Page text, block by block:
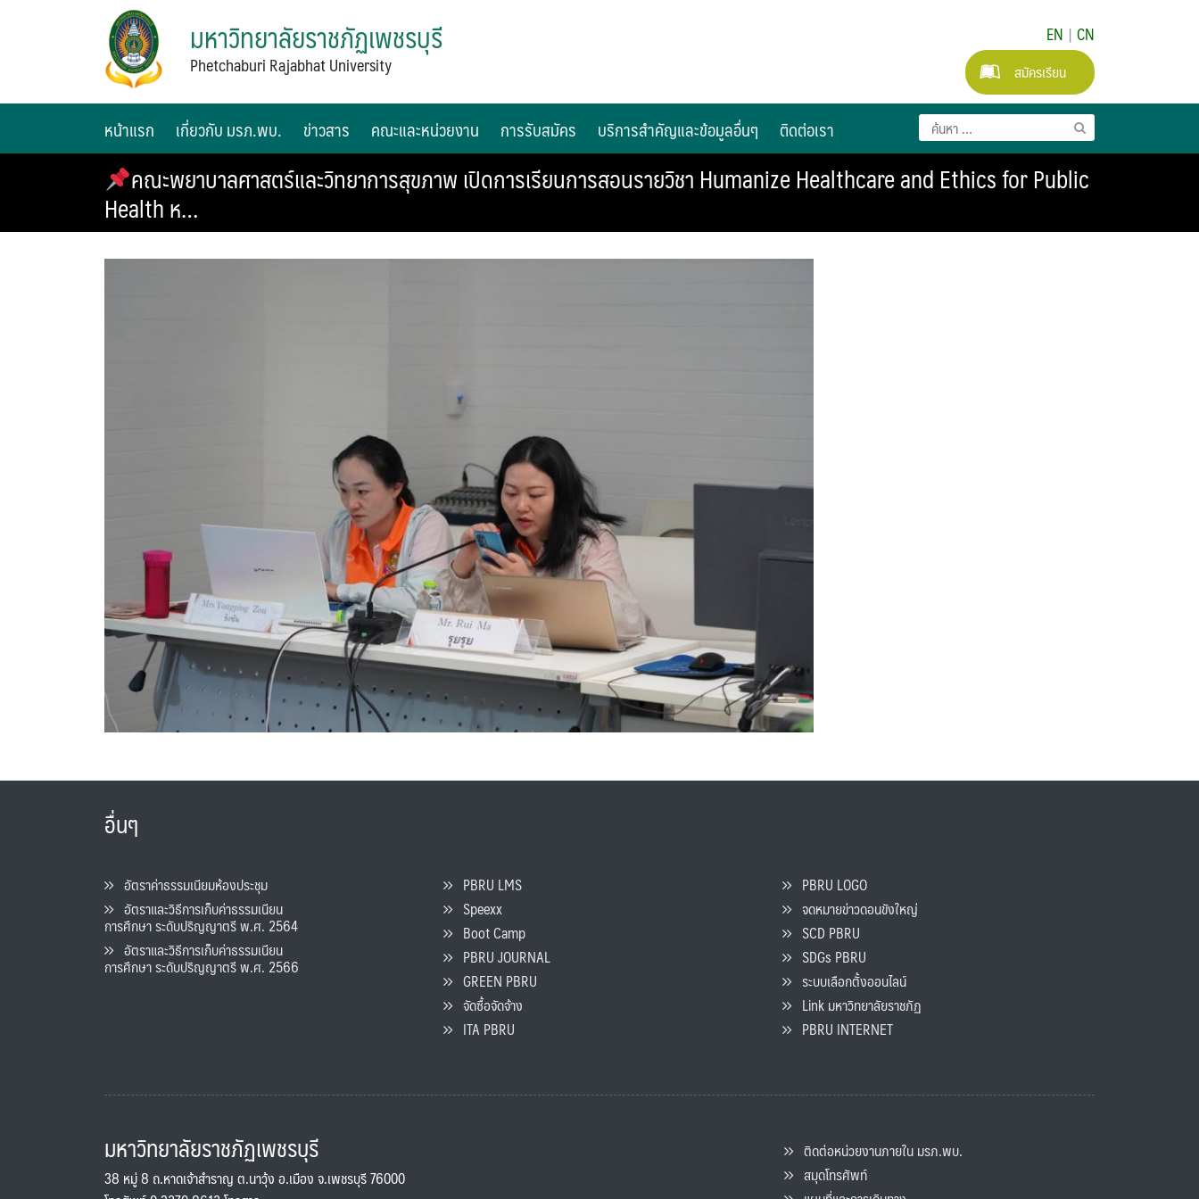
มหาวิทยาลัยราชภัฏเพชรบุรี
Phetchaburi Rajabhat University
EN | CN
สมัครเรียน
หน้าแรก เกี่ยวกับ มรภ.พบ. ข่าวสาร คณะและหน่วยงาน การรับสมัคร บริการสำคัญและข้อมูลอื่นๆ ติดต่อเรา
คณะพยาบาลศาสตร์และวิทยาการสุขภาพ เปิดการเรียนการสอนรายวิชา Humanize Healthcare and Ethics for Public
Health ห…
อื่นๆ
อัตราค่าธรรมเนียมห้องประชุม
อัตราและวิธีการเก็บค่าธรรมเนียน
การศึกษา ระดับปริญญาตรี พ.ศ. 2564
อัตราและวิธีการเก็บค่าธรรมเนียน
การศึกษา ระดับปริญญาตรี พ.ศ. 2566
PBRU LMS
Speexx
Boot Camp
PBRU JOURNAL
GREEN PBRU
จัดซื้อจัดจ้าง
ITA PBRU
PBRU LOGO
จดหมายข่าวดอนขังใหญ่
SCD PBRU
SDGs PBRU
ระบบเลือกตั้งออนไลน์
Link มหาวิทยาลัยราชภัฏ
PBRU INTERNET
มหาวิทยาลัยราชภัฏเพชรบุรี
38 หมู่ 8 ถ.หาดเจ้าสำราญ ต.นาวุ้ง อ.เมือง จ.เพชรบุรี 76000
ติดต่อหน่วยงานภายใน มรภ.พบ.
สมุดโทรศัพท์